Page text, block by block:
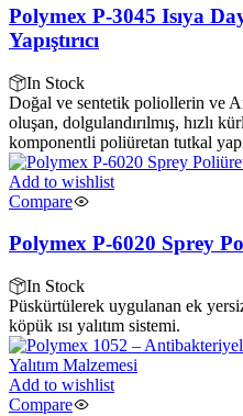
Polymex P-3045 Isıya
Yapıştırıcı
In Stock
Doğal ve sentetik poliollerin ve
oluşan, dolgulandırılmış, hızlı
komponentli poliüretan tutkal
Add to wishlist
Compare
Polymex P-6020 Sprey
In Stock
Püskürtülerek uygulanan ek
köpük ısı yalıtım sistemi.
Add to wishlist
Compare